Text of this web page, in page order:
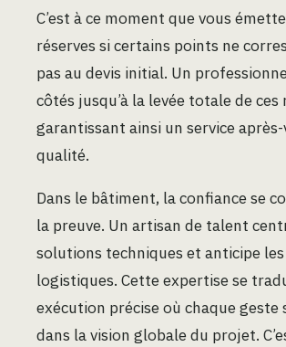
C’est à ce moment que vous
réserves si certains points ne
pas au devis initial. Un
côtés jusqu’à la levée totale de ces
garantissant ainsi un service
qualité.
Dans le bâtiment, la confiance se
la preuve. Un artisan de talent
solutions techniques et anticipe
logistiques. Cette expertise se
exécution précise où chaque geste
dans la vision globale du projet.